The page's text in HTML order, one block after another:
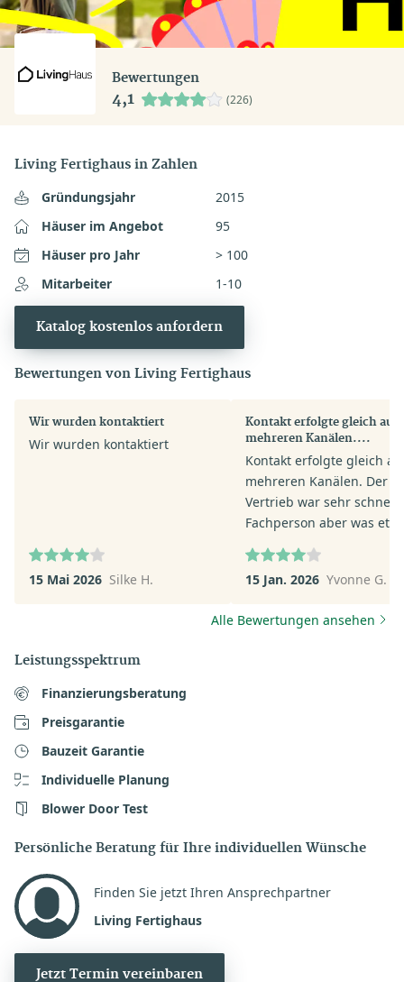
Bewertungen
4,1 (226)
Living Fertighaus in Zahlen
Gründungsjahr
2015
Häuser im Angebot
95
Häuser pro Jahr
> 100
Mitarbeiter
1-10
Katalog kostenlos anfordern
Bewertungen von Living Fertighaus
Wir wurden kontaktiert
Wir wurden kontaktiert
15 Mai 2026 Silke H.
Kontakt erfolgte gleich auf
mehreren Kanälen....
Kontakt erfolgte gleich
mehreren Kanälen. Der
Vertrieb war sehr schnell.
Fachperson aber was
verhalten in ihrer
Wir werden
keinen Termin machen -
Sinn.
15 Jan. 2026 Yvonne G.
Alle Bewertungen ansehen
Leistungsspektrum
Finanzierungsberatung
Preisgarantie
Bauzeit Garantie
Individuelle Planung
Blower Door Test
Persönliche Beratung für Ihre individuellen Wünsche
Finden Sie jetzt Ihren Ansprechpartner
Living Fertighaus
Jetzt Termin vereinbaren